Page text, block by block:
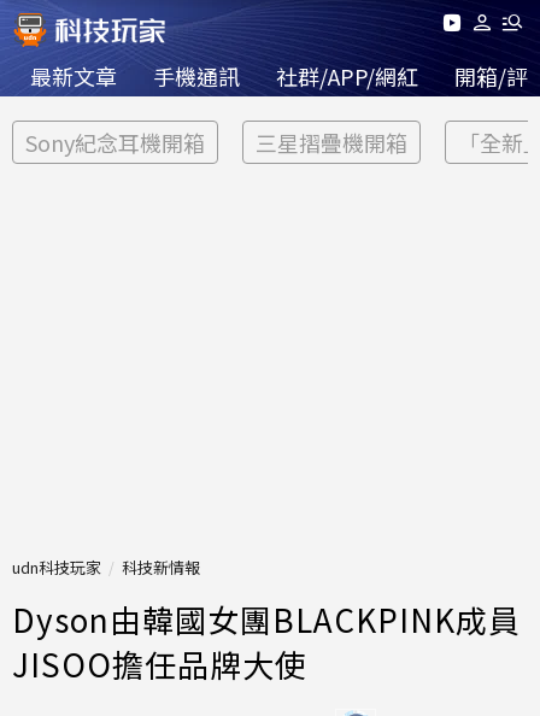
最新文章 手機通訊 社群/APP/網紅 開箱/評
Sony紀念耳機開箱 三星摺疊機開箱 「全新
udn科技玩家 科技新情報
Dyson由韓國女團BLACKPINK成員
JISOO擔任品牌大使